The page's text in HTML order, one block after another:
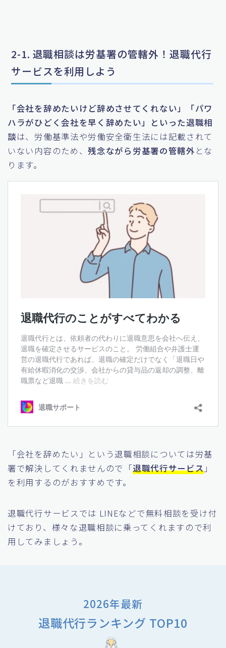
2-1. 退職相談は労基署の管轄外！退職代行
サービスを利用しよう
「会社を辞めたいけど辞めさせてくれない」「パワ
ハラがひどく会社を早く辞めたい」といった退職相
談は、労働基準法や労働安全衛生法には記載されて
いない内容のため、残念ながら労基署の管轄外 とな
ります。
「会社を辞めたい」という退職相談については労基
署で解決してくれませんので「退職代行サービス 」
を利用するのがおすすめです。
退職代行サービスでは LINEなどで無料相談を受け付
けており、様々な退職相談に乗ってくれますので利
用してみましょう。
2026年最新
退職代行ランキング TOP10